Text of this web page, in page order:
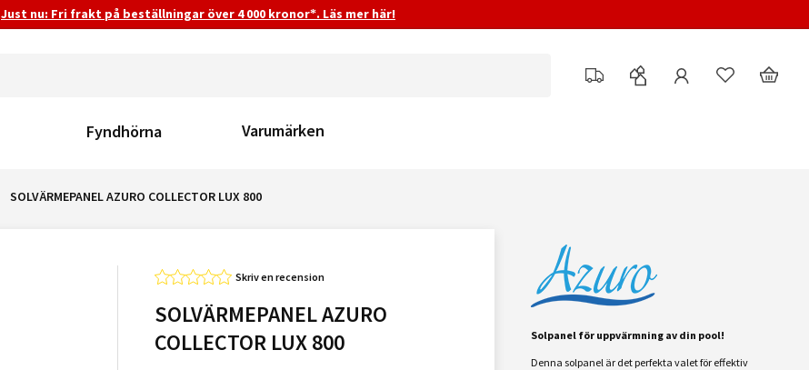
Just nu: Fri frakt på beställningar över 4 000 kronor*. Läs mer här!
Fyndhörna Varumärken
SOLVÄRMEPANEL AZURO COLLECTOR LUX 800
Skriv en recension
SOLVÄRMEPANEL AZURO
COLLECTOR LUX 800
Solpanel för uppvärmning av din pool!
Denna solpanel är det perfekta valet för effektiv